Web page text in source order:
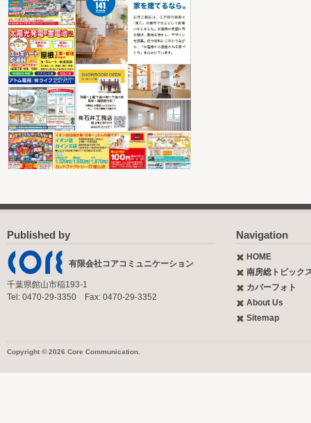
Published by
有限会社コアコミュニケーション
千葉県館山市稲193-1
Tel: 0470-29-3350 Fax: 0470-29-3352
Navigation
HOME
南房総トピック
カバーフォト
About Us
Sitemap
Copyright © 2026 Core Communication.